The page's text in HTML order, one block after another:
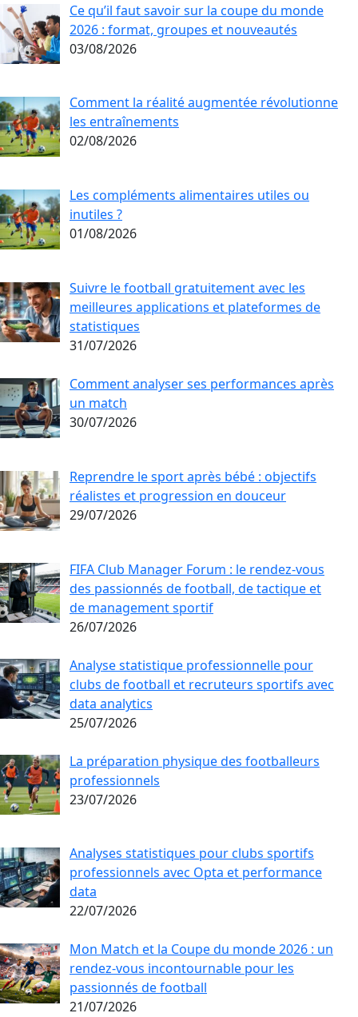
Ce qu’il faut savoir sur la coupe du monde
2026 : format, groupes et nouveautés
03/08/2026
Comment la réalité augmentée révolutionne
les entraînements
02/08/2026
Les compléments alimentaires utiles ou
inutiles ?
01/08/2026
Suivre le football gratuitement avec les
meilleures applications et plateformes de
statistiques
31/07/2026
Comment analyser ses performances après
un match
30/07/2026
Reprendre le sport après bébé : objectifs
réalistes et progression en douceur
29/07/2026
FIFA Club Manager Forum : le rendez-vous
des passionnés de football, de tactique et
de management sportif
26/07/2026
Analyse statistique professionnelle pour
clubs de football et recruteurs sportifs avec
data analytics
25/07/2026
La préparation physique des footballeurs
professionnels
23/07/2026
Analyses statistiques pour clubs sportifs
professionnels avec Opta et performance
data
22/07/2026
Mon Match et la Coupe du monde 2026 : un
rendez-vous incontournable pour les
passionnés de football
21/07/2026